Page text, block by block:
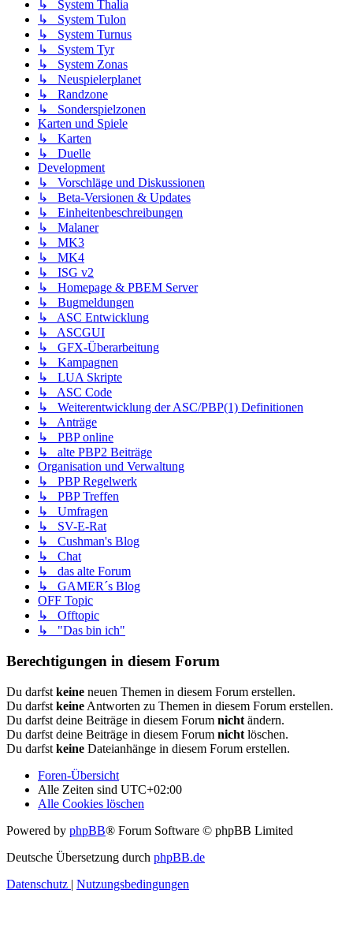
↳ System Thalia
↳ System Tulon
↳ System Turnus
↳ System Tyr
↳ System Zonas
↳ Neuspielerplanet
↳ Randzone
↳ Sonderspielzonen
Karten und Spiele
↳ Karten
↳ Duelle
Development
↳ Vorschläge und Diskussionen
↳ Beta-Versionen & Updates
↳ Einheitenbeschreibungen
↳ Malaner
↳ MK3
↳ MK4
↳ ISG v2
↳ Homepage & PBEM Server
↳ Bugmeldungen
↳ ASC Entwicklung
↳ ASCGUI
↳ GFX-Überarbeitung
↳ Kampagnen
↳ LUA Skripte
↳ ASC Code
↳ Weiterentwicklung der ASC/PBP(1) Definitionen
↳ Anträge
↳ PBP online
↳ alte PBP2 Beiträge
Organisation und Verwaltung
↳ PBP Regelwerk
↳ PBP Treffen
↳ Umfragen
↳ SV-E-Rat
↳ Cushman's Blog
↳ Chat
↳ das alte Forum
↳ GAMER´s Blog
OFF Topic
↳ Offtopic
↳ "Das bin ich"
Berechtigungen in diesem Forum
Du darfst keine neuen Themen in diesem Forum erstellen.
Du darfst keine Antworten zu Themen in diesem Forum erstellen.
Du darfst deine Beiträge in diesem Forum nicht ändern.
Du darfst deine Beiträge in diesem Forum nicht löschen.
Du darfst keine Dateianhänge in diesem Forum erstellen.
Foren-Übersicht
Alle Zeiten sind UTC+02:00
Alle Cookies löschen
Powered by phpBB® Forum Software © phpBB Limited
Deutsche Übersetzung durch phpBB.de
Datenschutz | Nutzungsbedingungen